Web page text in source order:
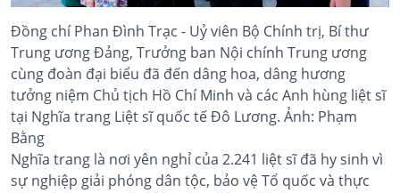
Đồng chí Phan Đình Trạc - Uỷ viên Bộ Chính trị, Bí thư
Trung ương Đảng, Trưởng ban Nội chính Trung ương
cùng đoàn đại biểu đã đến dâng hoa, dâng hương
tưởng niệm Chủ tịch Hồ Chí Minh và các Anh hùng liệt sĩ
tại Nghĩa trang Liệt sĩ quốc tế Đô Lương. Ảnh: Phạm
Bằng
Nghĩa trang là nơi yên nghỉ của 2.241 liệt sĩ đã hy sinh vì
sự nghiệp giải phóng dân tộc, bảo vệ Tổ quốc và thực